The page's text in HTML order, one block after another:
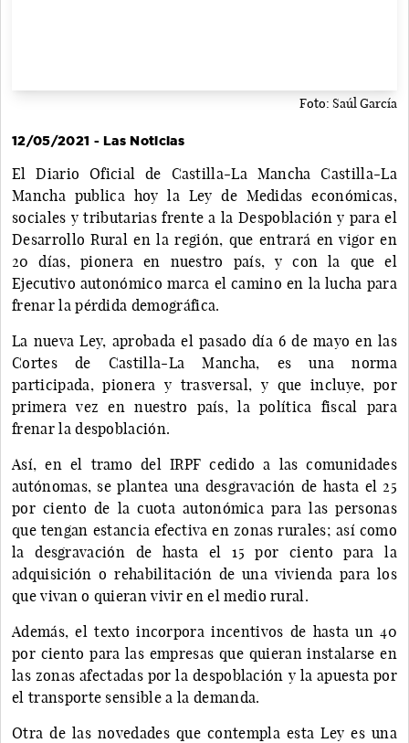
Foto: Saúl García
12/05/2021 - Las Noticias
El Diario Oficial de Castilla-La Mancha Castilla-La
Mancha publica hoy la Ley de Medidas económicas,
sociales y tributarias frente a la Despoblación y para el
Desarrollo Rural en la región, que entrará en vigor en
20 días, pionera en nuestro país, y con la que el
Ejecutivo autonómico marca el camino en la lucha para
frenar la pérdida demográfica.
La nueva Ley, aprobada el pasado día 6 de mayo en las
Cortes de Castilla-La Mancha, es una norma
participada, pionera y trasversal, y que incluye, por
primera vez en nuestro país, la política fiscal para
frenar la despoblación.
Así, en el tramo del IRPF cedido a las comunidades
autónomas, se plantea una desgravación de hasta el 25
por ciento de la cuota autonómica para las personas
que tengan estancia efectiva en zonas rurales; así como
la desgravación de hasta el 15 por ciento para la
adquisición o rehabilitación de una vivienda para los
que vivan o quieran vivir en el medio rural.
Además, el texto incorpora incentivos de hasta un 40
por ciento para las empresas que quieran instalarse en
las zonas afectadas por la despoblación y la apuesta por
el transporte sensible a la demanda.
Otra de las novedades que contempla esta Ley es una